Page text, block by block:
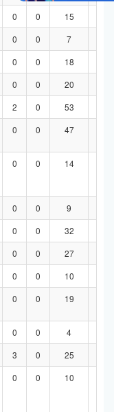
0 0 15
0 0 7
0 0 18
0 0 20
2 0 53
0 0 47
0 0 14
0 0 9
0 0 32
0 0 27
0 0 10
0 0 19
0 0 4
3 0 25
0 0 10